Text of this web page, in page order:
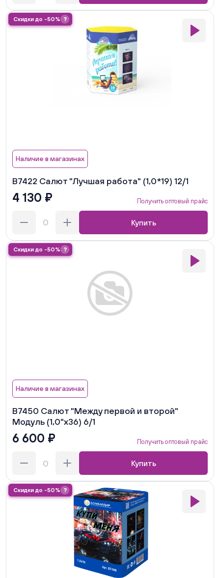
Скидки до -50% ?
Наличие в магазинах
В7422 Салют "Лучшая работа" (1,0*19) 12/1
4 130 ₽ Получить оптовый прайс
Купить
Скидки до -50% ?
Наличие в магазинах
В7450 Салют "Между первой и второй"
Модуль (1,0"х36) 6/1
6 600 ₽ Получить оптовый прайс
Купить
Скидки до -50% ?